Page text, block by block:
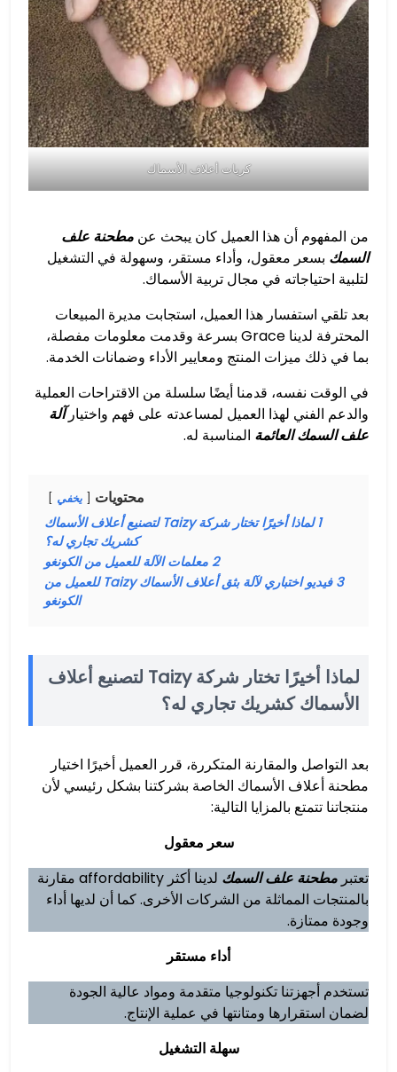
كريات أعلاف الأسماك
من المفهوم أن هذا العميل كان يبحث عن مطحنة علف
السمك بسعر معقول، وأداء مستقر، وسهولة في التشغيل
لتلبية احتياجاته في مجال تربية الأسماك.
بعد تلقي استفسار هذا العميل، استجابت مديرة المبيعات
المحترفة لدينا Grace بسرعة وقدمت معلومات مفصلة، ​​
بما في ذلك ميزات المنتج ومعايير الأداء وضمانات الخدمة.
في الوقت نفسه، قدمنا أيضًا سلسلة من الاقتراحات العملية
والدعم الفني لهذا العميل لمساعدته على فهم واختيارآلة
علف السمك العائمة المناسبة له.
محتويات يخفي
1
لماذا أخيرًا تختار شركة Taizy لتصنيع أعلاف الأسماك
كشريك تجاري له؟
2 معلمات الآلة للعميل من الكونغو
3
فيديو اختباري لآلة بثق أعلاف الأسماك Taizy للعميل من
الكونغو
لماذا أخيرًا تختار شركة Taizy لتصنيع أعلاف
الأسماك كشريك تجاري له؟
بعد التواصل والمقارنة المتكررة، قرر العميل أخيرًا اختيار
مطحنة أعلاف الأسماك الخاصة بشركتنا بشكل رئيسي لأن
منتجاتنا تتمتع بالمزايا التالية:
سعر معقول
تعتبر مطحنة علف السمك
لدينا أكثر affordability مقارنة
بالمنتجات المماثلة من الشركات الأخرى. كما أن لديها أداء
وجودة ممتازة.
أداء مستقر
تستخدم أجهزتنا تكنولوجيا متقدمة ومواد عالية الجودة
لضمان استقرارها ومتانتها في عملية الإنتاج.
سهلة التشغيل